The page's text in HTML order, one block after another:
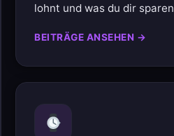
lohnt und was du dir
BEITRÄGE ANSEHEN →